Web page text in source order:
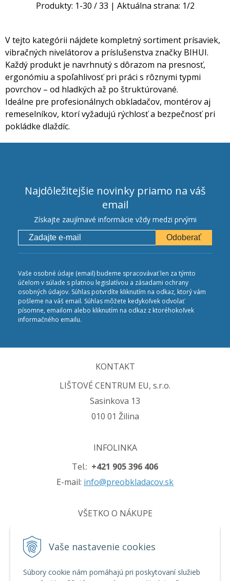
Vaše nastavenie cookies
Súbory cookie nám pomáhajú pri poskytovaní služieb
Produkty: 1-30 /33 | Aktuálna strana: 1/2
V tejto kategórii nájdete kompletný sortiment prísaviek,
vibračných nivelátorov a príslušenstva značky BIHUI.
Každý produkt je navrhnutý s dôrazom na presnosť,
ergonómiu a spoľahlivosť pri práci s rôznymi typmi
povrchov – od hladkých až po štruktúrované.
Ideálne pre profesionálnych obkladačov, montérov aj
remeselníkov, ktorí vyžadujú rýchlosť a bezpečnosť pri
pokládke dlaždíc.
Najdôležitejšie novinky priamo na váš
email
Získajte zaujímavé informácie vždy medzi prvými
Odoberať
Vaše osobné údaje (email) budeme spracovávať len za týmto
účelom v súlade s platnou legislatívou a zásadami ochrany
osobných údajov. Súhlas potvrdíte kliknutím na odkaz, ktorý vám
pošleme na váš email. Súhlas môžete kedykoľvek odvolať
písomne, emailom alebo kliknutím na odkaz z ktoréhokoľvek
informačného emailu.
KONTAKT
LIŠTOVÉ CENTRUM EU, s.r.o.
Sasinkova 13
010 01 Žilina
INFOLINKA
Tel.: +421 905 396 406
E-mail: info@preobkladacov.sk
VŠETKO O NÁKUPE
Ochrana osobných údajov